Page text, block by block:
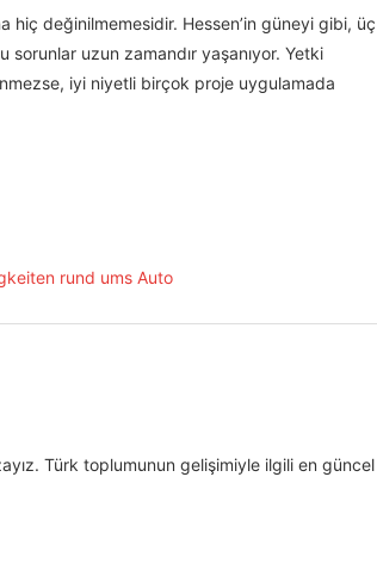
hiç değinilmemesidir. Hessen’in güneyi gibi, üç
uzun zamandır yaşanıyor. Yetki
iyi niyetli birçok proje uygulamada
Türk toplumunun gelişimiyle ilgili en güncel